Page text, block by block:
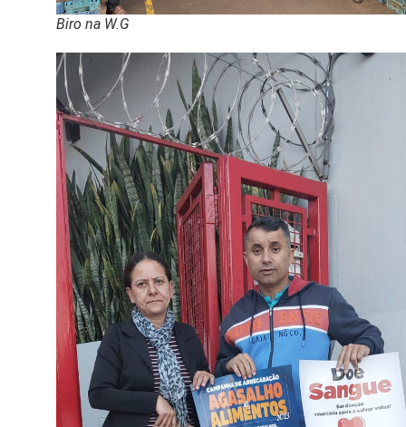
Biro na W.G